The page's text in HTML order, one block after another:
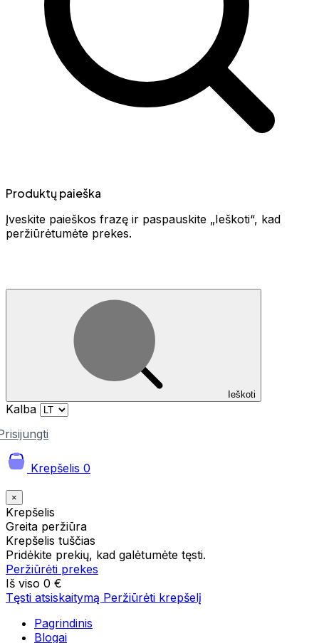
Produktų paieška
Įveskite paieškos frazę ir paspauskite „Ieškoti“, kad
peržiūrėtumėte prekes.
Ieškoti
Kalba
Krepšelis 0
×
Krepšelis
Greita peržiūra
Krepšelis tuščias
Pridėkite prekių, kad galėtumėte tęsti.
Peržiūrėti prekes
Iš viso 0 €
Tęsti atsiskaitymą Peržiūrėti krepšelį
Pagrindinis
Blogai